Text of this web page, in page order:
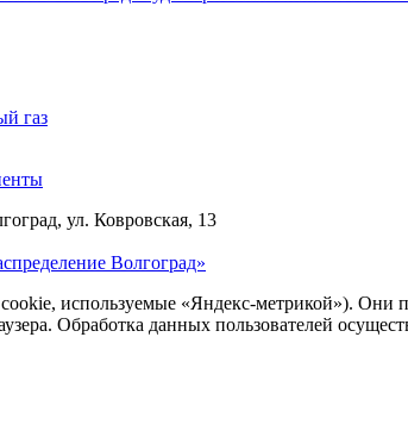
газ
ул. Ковровская, 13
Волгоград»
используемые «Яндекс-метрикой»). Они
Обработка данных пользователей